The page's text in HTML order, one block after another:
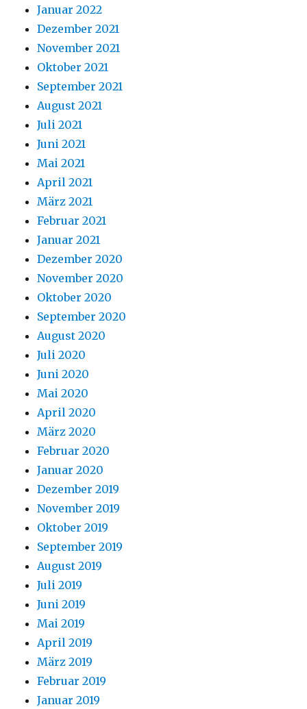
Januar 2022
Dezember 2021
November 2021
Oktober 2021
September 2021
August 2021
Juli 2021
Juni 2021
Mai 2021
April 2021
März 2021
Februar 2021
Januar 2021
Dezember 2020
November 2020
Oktober 2020
September 2020
August 2020
Juli 2020
Juni 2020
Mai 2020
April 2020
März 2020
Februar 2020
Januar 2020
Dezember 2019
November 2019
Oktober 2019
September 2019
August 2019
Juli 2019
Juni 2019
Mai 2019
April 2019
März 2019
Februar 2019
Januar 2019